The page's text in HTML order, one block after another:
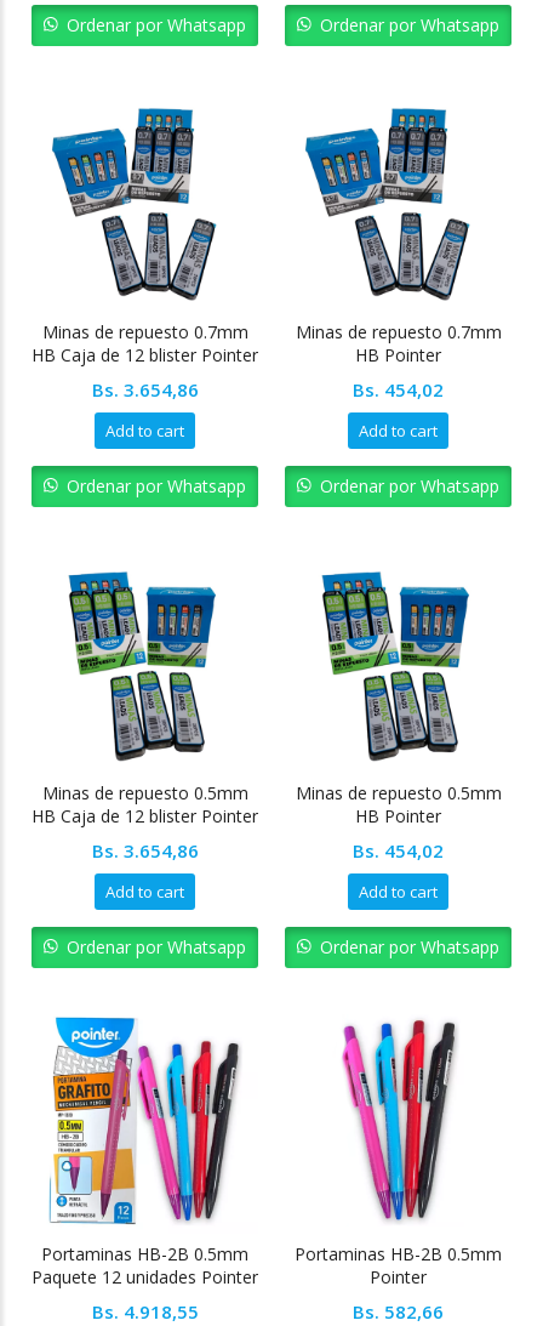
Ordenar por Whatsapp
Bs. 366,85.Bs.
Ordenar por Whatsapp
Minas de repuesto 0.7mm
HB Caja de 12 blister Pointer
Bs. 3.654,86
Add to cart
Ordenar por Whatsapp
Minas de repuesto 0.7mm
HB Pointer
Bs. 454,02
Add to cart
Ordenar por Whatsapp
Minas de repuesto 0.5mm
HB Caja de 12 blister Pointer
Bs. 3.654,86
Add to cart
Ordenar por Whatsapp
Minas de repuesto 0.5mm
HB Pointer
Bs. 454,02
Add to cart
Ordenar por Whatsapp
Portaminas HB-2B 0.5mm
Paquete 12 unidades Pointer
Bs. 4.918,55
Portaminas HB-2B 0.5mm
Pointer
Bs. 582,66